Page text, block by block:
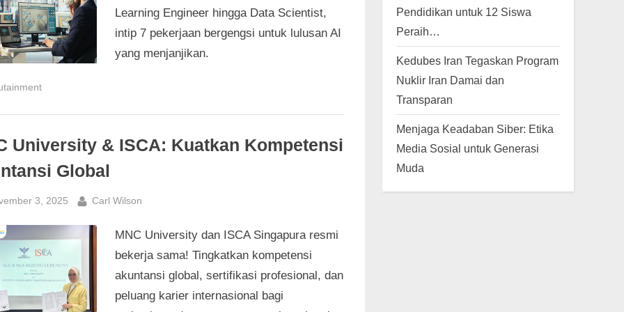
Learning Engineer hingga Data Scientist,
intip 7 pekerjaan bergengsi untuk lulusan AI
yang menjanjikan.
University & ISCA: Kuatkan Kompetensi
Global
3, 2025 By
Carl Wilson
MNC University dan ISCA Singapura resmi
bekerja sama! Tingkatkan kompetensi
akuntansi global, sertifikasi profesional, dan
peluang karier internasional bagi
Pendidikan untuk 12 Siswa
Peraih…
Kedubes Iran Tegaskan Program
Nuklir Iran Damai dan
Transparan
Menjaga Keadaban Siber: Etika
Media Sosial untuk Generasi
Muda